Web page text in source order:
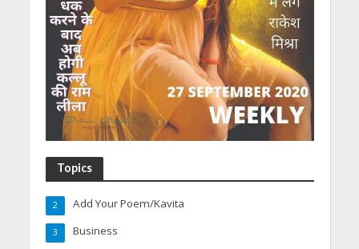
Topics
Add Your Poem/Kavita
2
Business
3